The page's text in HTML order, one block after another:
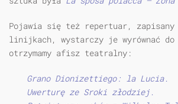
Pojawia się też repertuar, zapisany
linijkach, wystarczy je wyrównać
otrzymamy afisz teatralny:
Grano Dionizettiego: la Lucia.
Uwerturę ze Sroki złodziej.